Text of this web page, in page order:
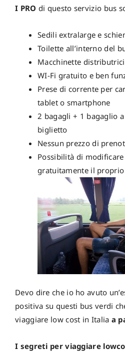
I PRO di questo servizio bus
Sedili extralarge e
Toilette all’interno del
Macchinette
WI-Fi gratuito e ben
Prese di corrente per
tablet o smartphone
2 bagagli + 1 bagaglio
biglietto
Nessun prezzo di
Possibilità di modificare
gratuitamente il
Devo dire che io ho avuto
positiva su questi bus verdi
viaggiare low cost in Italia a
I segreti per viaggiare